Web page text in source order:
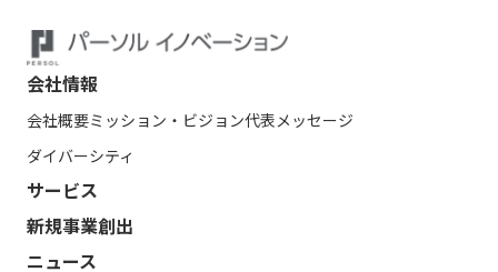
会社情報
会社概要ミッション・ビジョン代表メッセージ
ダイバーシティ
サービス
新規事業創出
ニュース